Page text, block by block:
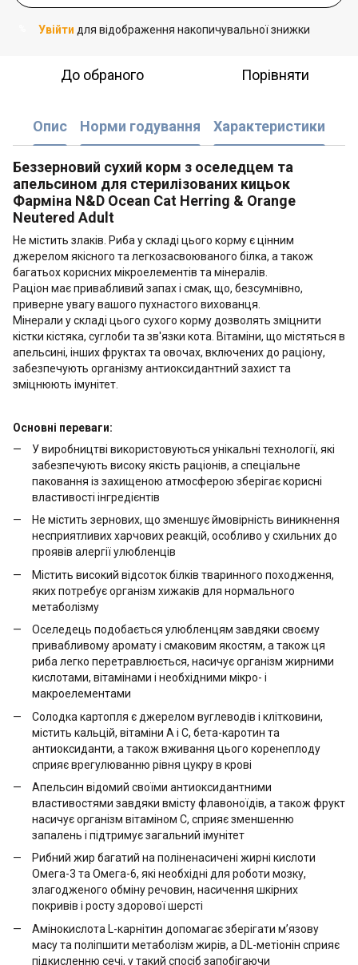
Увійти для відображення накопичувальної знижки
До обраного Порівняти
Опис Норми годування Характеристики
Беззерновий сухий корм з оселедцем та
апельсином для стерилізованих кицьок
Фарміна N&D Ocean Cat Herring & Orange
Neutered Adult
Не містить злаків. Риба у складі цього корму є цінним
джерелом якісного та легкозасвоюваного білка, а також
багатьох корисних мікроелементів та мінералів.
Раціон має привабливий запах і смак, що, безсумнівно,
приверне увагу вашого пухнастого вихованця.
Мінерали у складі цього сухого корму дозволять зміцнити
кістки кістяка, суглоби та зв'язки кота. Вітаміни, що містяться в
апельсині, інших фруктах та овочах, включених до раціону,
забезпечують організму антиоксидантний захист та
зміцнюють імунітет.
Основні переваги:
У виробництві використовуються унікальні технології, які
забезпечують високу якість раціонів, а спеціальне
паковання із захищеною атмосферою зберігає корисні
властивості інгредієнтів
Не містить зернових, що зменшує ймовірність виникнення
несприятливих харчових реакцій, особливо у схильних до
проявів алергії улюбленців
Містить високий відсоток білків тваринного походження,
яких потребує організм хижаків для нормального
метаболізму
Оселедець подобається улюбленцям завдяки своєму
привабливому аромату і смаковим якостям, а також ця
риба легко перетравлюється, насичує організм жирними
кислотами, вітамінами і необхідними мікро- і
макроелементами
Солодка картопля є джерелом вуглеводів і клітковини,
містить кальцій, вітаміни А і С, бета-каротин та
антиоксиданти, а також вживання цього коренеплоду
сприяє врегулюванню рівня цукру в крові
Апельсин відомий своїми антиоксидантними
властивостями завдяки вмісту флавоноїдів, а також фрукт
насичує організм вітаміном С, сприяє зменшенню
запалень і підтримує загальний імунітет
Рибний жир багатий на поліненасичені жирні кислоти
Омега-3 та Омега-6, які необхідні для роботи мозку,
злагодженого обміну речовин, насичення шкірних
покривів і росту здорової шерсті
Амінокислота L-карнітин допомагає зберігати м’язову
масу та поліпшити метаболізм жирів, а DL-метіонін сприяє
підкисленню сечі, у такий спосіб запобігаючи